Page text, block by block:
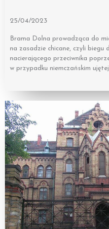
25/04/2023
Brama Dolna prowadząca do
na zasadzie chicane, czyli biegu
nacierającego przeciwnika
w przypadku niemczańskim